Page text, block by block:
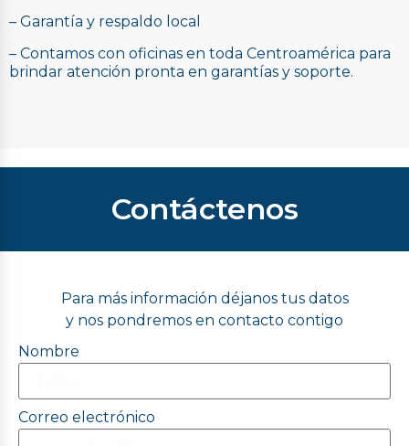
– Garantía y respaldo local
– Contamos con oficinas en toda Centroamérica para
brindar atención pronta en garantías y soporte.
Contáctenos
Para más información déjanos tus datos
y nos pondremos en contacto contigo
Nombre
Correo electrónico